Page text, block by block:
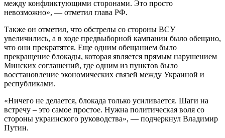
между конфликтующими сторонами. Это просто
невозможно», — отметил глава РФ.
Также он отметил, что обстрелы со стороны ВСУ
увеличились, а в ходе предвыборной кампании было обещано,
что они прекратятся. Еще одним обещанием было
прекращение блокады, которая является прямым нарушением
Минских соглашений, где одним из пунктов было
восстановление экономических связей между Украиной и
республиками.
«Ничего не делается, блокада только усиливается. Шаги на
встречу – это самое простое. Нужна политическая воля со
стороны украинского руководства», — подчеркнул Владимир
Путин.